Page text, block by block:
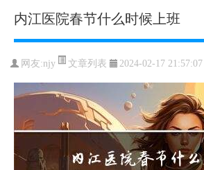
内江医院春节什么时候上班
网友:njy 文章列表 2024-02-17 21:57:07